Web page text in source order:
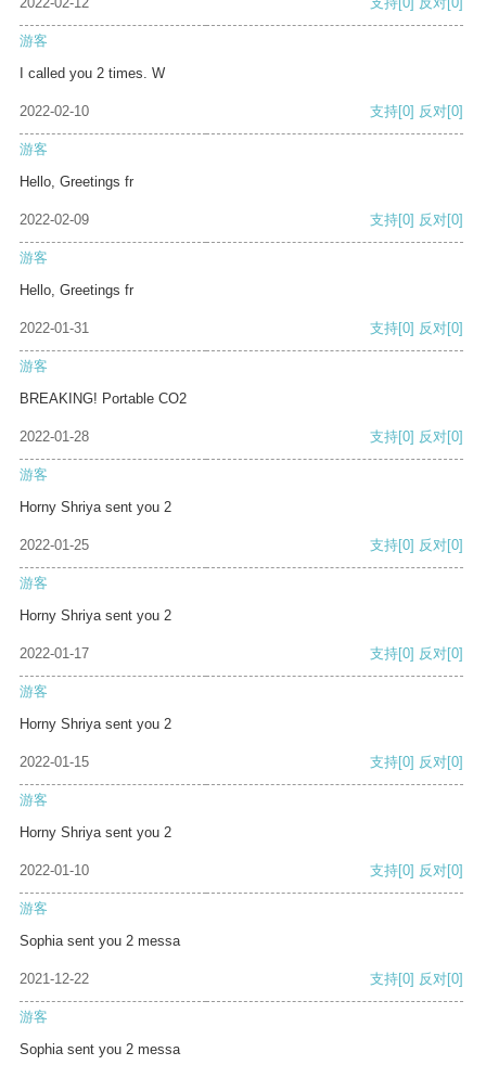
游客
I called you 2 times. W
2022-02-10 支持[0] 反对[0]
游客
Hello, Greetings fr
2022-02-09 支持[0] 反对[0]
游客
Hello, Greetings fr
2022-01-31 支持[0] 反对[0]
游客
BREAKING! Portable CO2
2022-01-28 支持[0] 反对[0]
游客
Horny Shriya sent you 2
2022-01-25 支持[0] 反对[0]
游客
Horny Shriya sent you 2
2022-01-17 支持[0] 反对[0]
游客
Horny Shriya sent you 2
2022-01-15 支持[0] 反对[0]
游客
Horny Shriya sent you 2
2022-01-10 支持[0] 反对[0]
游客
Sophia sent you 2 messa
2021-12-22 支持[0] 反对[0]
游客
Sophia sent you 2 messa